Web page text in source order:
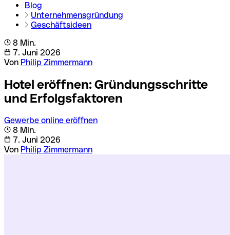
Blog
Unternehmensgründung
Geschäftsideen
8 Min.
7. Juni 2026
Von Philip Zimmermann
Hotel eröffnen: Gründungsschritte
und Erfolgsfaktoren
Gewerbe online eröffnen
8 Min.
7. Juni 2026
Von Philip Zimmermann